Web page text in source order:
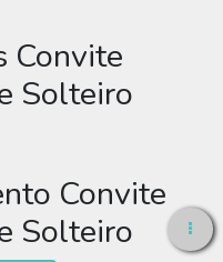
Convite
Solteiro
Convite
Solteiro